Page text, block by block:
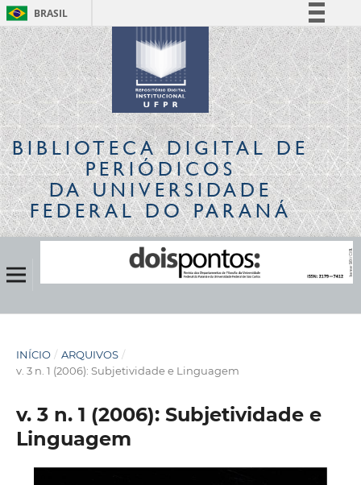
BRASIL
Simplifique!
Comunica BR
Participe
Acesso à informação
Legislação
Canais
BIBLIOTECA DIGITALDE
PERIÓDICOS
DA UNIVERSIDADE
FEDERAL DO PARANÁ
INÍCIO / ARQUIVOS /
v. 3 n. 1 (2006): Subjetividade e Linguagem
v. 3 n. 1 (2006): Subjetividade e
Linguagem